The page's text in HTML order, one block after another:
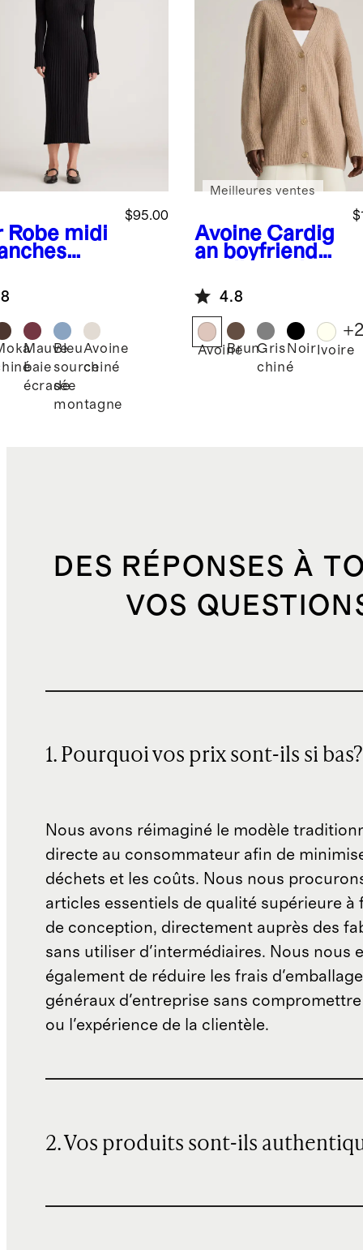
Robe midi
en
et
à
$95.00
Mauve
baie
écrasée
Bleu
source
de
montagne
Avoine
chiné
Avoine Cardig
an boyfriend
né en
cachemire de
Mongolie
Meilleures ventes
4.8
AvoineBrunGris
chiné
Noir Ivoire
+
DES RÉPONSES À
VOS
1. Pourquoi vos prix sont-ils si bas?
Nous avons réimaginé le modèle
directe au consommateur afin de
déchets et les coûts. Nous nous
articles essentiels de qualité supérieure à
de conception, directement auprès des
sans utiliser d'intermédiaires. Nous nous
également de réduire les frais
généraux d'entreprise sans
ou l'expérience de la clientèle.
2. Vos produits sont-ils